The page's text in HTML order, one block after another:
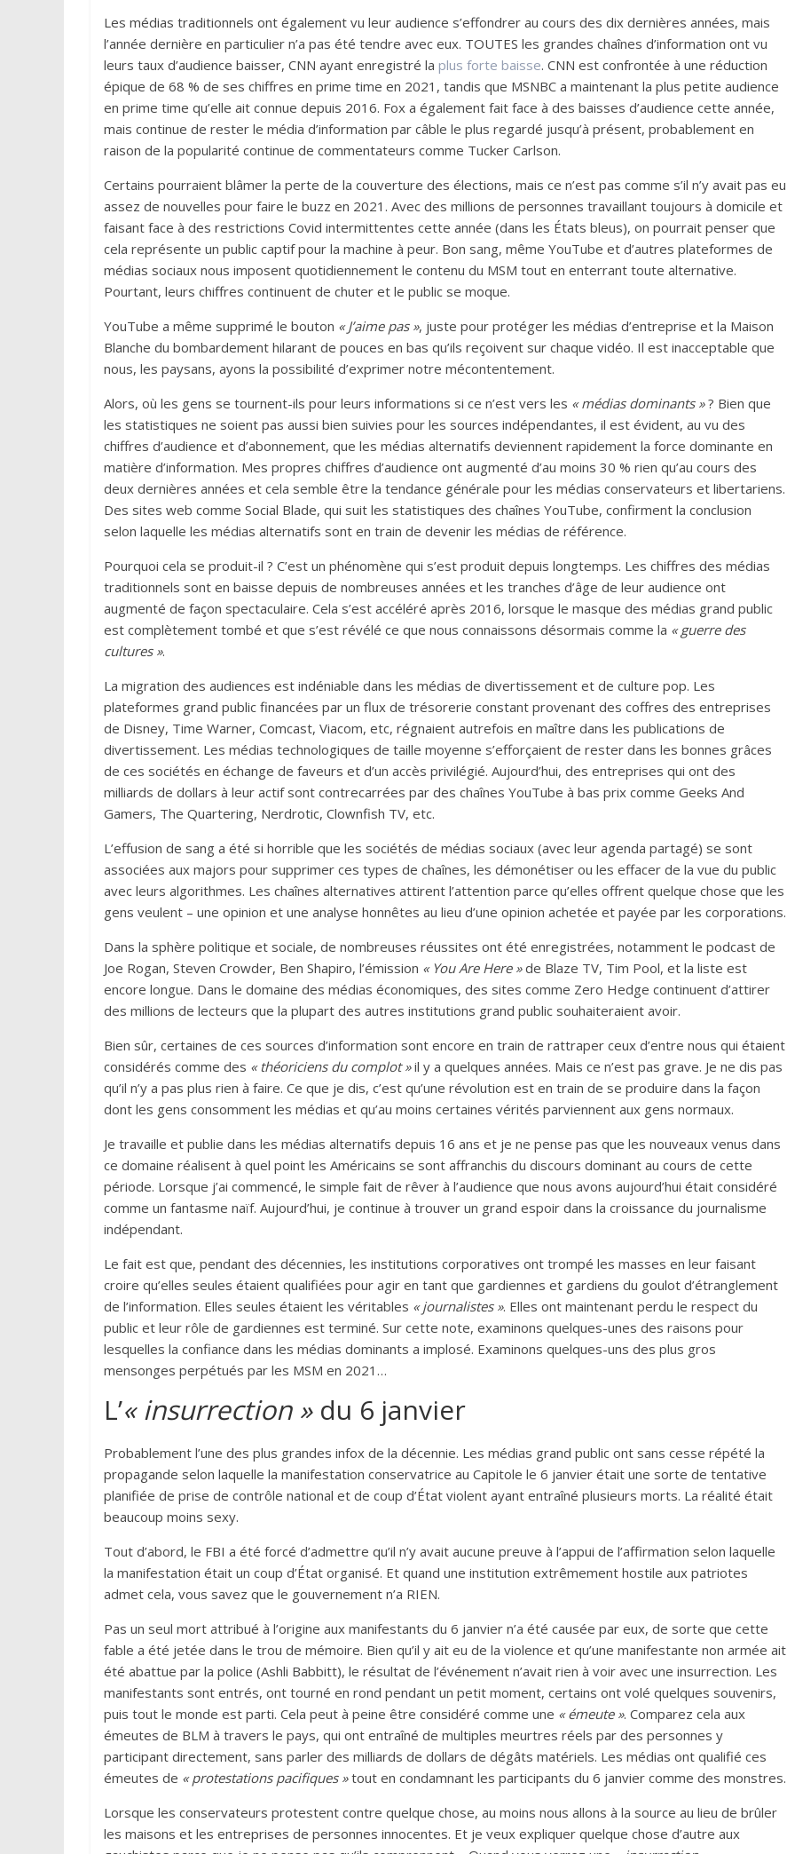
Les médias traditionnels ont également vu leur audience s’effondrer au cours des dix dernières années, mais
l’année dernière en particulier n’a pas été tendre avec eux. TOUTES les grandes chaînes d’information ont vu
leurs taux d’audience baisser, CNN ayant enregistré la plus forte baisse. CNN est confrontée à une réduction
épique de 68 % de ses chiffres en prime time en 2021, tandis que MSNBC a maintenant la plus petite audience
en prime time qu’elle ait connue depuis 2016. Fox a également fait face à des baisses d’audience cette année,
mais continue de rester le média d’information par câble le plus regardé jusqu’à présent, probablement en
raison de la popularité continue de commentateurs comme Tucker Carlson.
Certains pourraient blâmer la perte de la couverture des élections, mais ce n’est pas comme s’il n’y avait pas eu
assez de nouvelles pour faire le buzz en 2021. Avec des millions de personnes travaillant toujours à domicile et
faisant face à des restrictions Covid intermittentes cette année (dans les États bleus), on pourrait penser que
cela représente un public captif pour la machine à peur. Bon sang, même YouTube et d’autres plateformes de
médias sociaux nous imposent quotidiennement le contenu du MSM tout en enterrant toute alternative.
Pourtant, leurs chiffres continuent de chuter et le public se moque.
YouTube a même supprimé le bouton « J’aime pas », juste pour protéger les médias d’entreprise et la Maison
Blanche du bombardement hilarant de pouces en bas qu’ils reçoivent sur chaque vidéo. Il est inacceptable que
nous, les paysans, ayons la possibilité d’exprimer notre mécontentement.
Alors, où les gens se tournent-ils pour leurs informations si ce n’est vers les « médias dominants »? Bien que
les statistiques ne soient pas aussi bien suivies pour les sources indépendantes, il est évident, au vu des
chiffres d’audience et d’abonnement, que les médias alternatifs deviennent rapidement la force dominante en
matière d’information. Mes propres chiffres d’audience ont augmenté d’au moins 30 % rien qu’au cours des
deux dernières années et cela semble être la tendance générale pour les médias conservateurs et libertariens.
Des sites web comme Social Blade, qui suit les statistiques des chaînes YouTube, confirment la conclusion
selon laquelle les médias alternatifs sont en train de devenir les médias de référence.
Pourquoi cela se produit-il ? C’est un phénomène qui s’est produit depuis longtemps. Les chiffres des médias
traditionnels sont en baisse depuis de nombreuses années et les tranches d’âge de leur audience ont
augmenté de façon spectaculaire. Cela s’est accéléré après 2016, lorsque le masque des médias grand public
est complètement tombé et que s’est révélé ce que nous connaissons désormais comme la « guerre des
cultures ».
La migration des audiences est indéniable dans les médias de divertissement et de culture pop. Les
plateformes grand public financées par un flux de trésorerie constant provenant des coffres des entreprises
de Disney, Time Warner, Comcast, Viacom, etc, régnaient autrefois en maître dans les publications de
divertissement. Les médias technologiques de taille moyenne s’efforçaient de rester dans les bonnes grâces
de ces sociétés en échange de faveurs et d’un accès privilégié. Aujourd’hui, des entreprises qui ont des
milliards de dollars à leur actif sont contrecarrées par des chaînes YouTube à bas prix comme Geeks And
Gamers, The Quartering, Nerdrotic, Clownfish TV, etc.
L’effusion de sang a été si horrible que les sociétés de médias sociaux (avec leur agenda partagé) se sont
associées aux majors pour supprimer ces types de chaînes, les démonétiser ou les effacer de la vue du public
avec leurs algorithmes. Les chaînes alternatives attirent l’attention parce qu’elles offrent quelque chose que les
gens veulent – une opinion et une analyse honnêtes au lieu d’une opinion achetée et payée par les corporations.
Dans la sphère politique et sociale, de nombreuses réussites ont été enregistrées, notamment le podcast de
Joe Rogan, Steven Crowder, Ben Shapiro, l’émission « You Are Here »de Blaze TV, Tim Pool, et la liste est
encore longue. Dans le domaine des médias économiques, des sites comme Zero Hedge continuent d’attirer
des millions de lecteurs que la plupart des autres institutions grand public souhaiteraient avoir.
Bien sûr, certaines de ces sources d’information sont encore en train de rattraper ceux d’entre nous qui étaient
considérés comme des « théoriciens du complot »il y a quelques années. Mais ce n’est pas grave. Je ne dis pas
qu’il n’y a pas plus rien à faire. Ce que je dis, c’est qu’une révolution est en train de se produire dans la façon
dont les gens consomment les médias et qu’au moins certaines vérités parviennent aux gens normaux.
Je travaille et publie dans les médias alternatifs depuis 16 ans et je ne pense pas que les nouveaux venus dans
ce domaine réalisent à quel point les Américains se sont affranchis du discours dominant au cours de cette
période. Lorsque j’ai commencé, le simple fait de rêver à l’audience que nous avons aujourd’hui était considéré
comme un fantasme naïf. Aujourd’hui, je continue à trouver un grand espoir dans la croissance du journalisme
indépendant.
Le fait est que, pendant des décennies, les institutions corporatives ont trompé les masses en leur faisant
croire qu’elles seules étaient qualifiées pour agir en tant que gardiennes et gardiens du goulot d’étranglement
de l’information. Elles seules étaient les véritables « journalistes ». Elles ont maintenant perdu le respect du
public et leur rôle de gardiennes est terminé. Sur cette note, examinons quelques-unes des raisons pour
lesquelles la confiance dans les médias dominants a implosé. Examinons quelques-uns des plus gros
mensonges perpétués par les MSM en 2021…
L’« insurrection »du 6 janvier
Probablement l’une des plus grandes infox de la décennie. Les médias grand public ont sans cesse répété la
propagande selon laquelle la manifestation conservatrice au Capitole le 6 janvier était une sorte de tentative
planifiée de prise de contrôle national et de coup d’État violent ayant entraîné plusieurs morts. La réalité était
beaucoup moins sexy.
Tout d’abord, le FBI a été forcé d’admettre qu’il n’y avait aucune preuve à l’appui de l’affirmation selon laquelle
la manifestation était un coup d’État organisé. Et quand une institution extrêmement hostile aux patriotes
admet cela, vous savez que le gouvernement n’a RIEN.
Pas un seul mort attribué à l’origine aux manifestants du 6 janvier n’a été causée par eux, de sorte que cette
fable a été jetée dans le trou de mémoire. Bien qu’il y ait eu de la violence et qu’une manifestante non armée ait
été abattue par la police (Ashli Babbitt), le résultat de l’événement n’avait rien à voir avec une insurrection. Les
manifestants sont entrés, ont tourné en rond pendant un petit moment, certains ont volé quelques souvenirs,
puis tout le monde est parti. Cela peut à peine être considéré comme une « émeute ». Comparez cela aux
émeutes de BLM à travers le pays, qui ont entraîné de multiples meurtres réels par des personnes y
participant directement, sans parler des milliards de dollars de dégâts matériels. Les médias ont qualifié ces
émeutes de « protestations pacifiques »tout en condamnant les participants du 6 janvier comme des monstres.
Lorsque les conservateurs protestent contre quelque chose, au moins nous allons à la source au lieu de brûler
les maisons et les entreprises de personnes innocentes. Et je veux expliquer quelque chose d’autre aux